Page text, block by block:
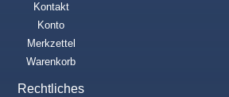
Kontakt
Konto
Merkzettel
Warenkorb
Rechtliches